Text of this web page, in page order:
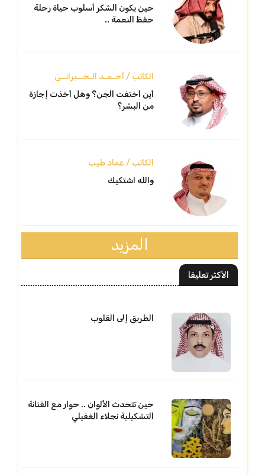
حين يكون الشكر أسلوب حياة رحلة
حفظ النعمة ..
الكاتب / أحـمـد الـخــبرانــي
أين اختفت الجن؟ وهل أخذت إجازة
من البشر؟
الكاتب / عماد طيب
والله اشتكيك
المزيد
الأكثر تعليقا
الطريق إلى القلوب
حين تتحدث الألوان .. حوار مع الفنانة
التشكيلية نجلاء الغفيلي